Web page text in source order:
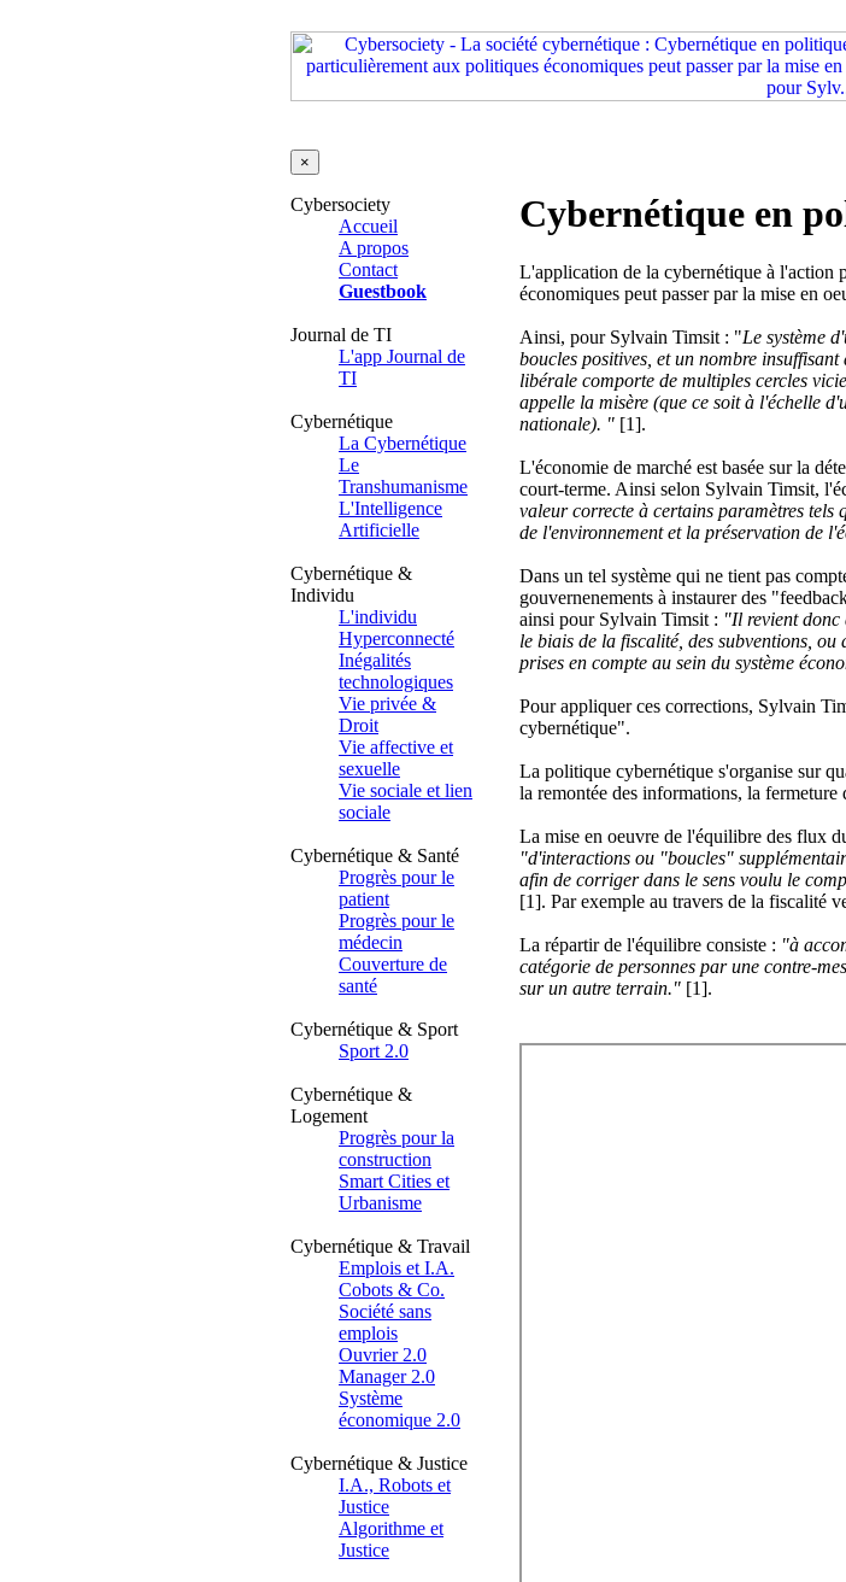
×
Cybersociety
Accueil
A propos
Contact
Guestbook
Journal de TI
L'app Journal de
TI
Cybernétique
La Cybernétique
Le
Transhumanisme
L'Intelligence
Artificielle
Cybernétique &
Individu
L'individu
Hyperconnecté
Inégalités
technologiques
Vie privée &
Droit
Vie affective et
sexuelle
Vie sociale et lien
sociale
Cybernétique & Santé
Progrès pour le
patient
Progrès pour le
médecin
Couverture de
santé
Cybernétique & Sport
Sport 2.0
Cybernétique &
Logement
Progrès pour la
construction
Smart Cities et
Urbanisme
Cybernétique & Travail
Emplois et I.A.
Cobots & Co.
Société sans
emplois
Ouvrier 2.0
Manager 2.0
Système
économique 2.0
Cybernétique & Justice
I.A., Robots et
Justice
Algorithme et
Justice
Cybernétique en
L'application de la cybernétique à l'action
économiques peut passer par la mise en
Ainsi, pour Sylvain Timsit : "Le système
boucles positives, et un nombre
libérale comporte de multiples cercles
appelle la misère (que ce soit à l'échelle
nationale). " [1].
L'économie de marché est basée sur la
court-terme. Ainsi selon Sylvain Timsit,
valeur correcte à certains paramètres
de l'environnement et la préservation de
Dans un tel système qui ne tient pas
gouvernenements à instaurer des
ainsi pour Sylvain Timsit : "Il revient donc
le biais de la fiscalité, des subventions, ou
prises en compte au sein du système
Pour appliquer ces corrections, Sylvain
cybernétique".
La politique cybernétique s'organise sur
la remontée des informations, la fermeture
La mise en oeuvre de l'équilibre des flux
"d'interactions ou "boucles"
afin de corriger dans le sens voulu le
[1]. Par exemple au travers de la fiscalité
La répartir de l'équilibre consiste : "à
catégorie de personnes par une contre-
sur un autre terrain." [1].